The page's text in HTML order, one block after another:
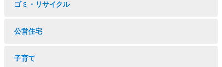
ゴミ・リサイクル
公営住宅
子育て